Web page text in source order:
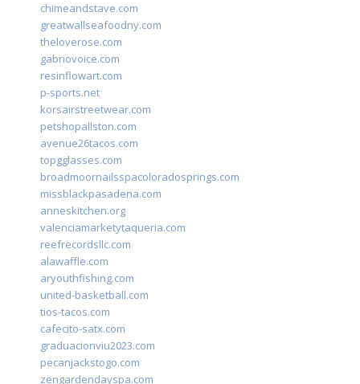
chimeandstave.com
greatwallseafoodny.com
theloverose.com
gabriovoice.com
resinflowart.com
p-sports.net
korsairstreetwear.com
petshopallston.com
avenue26tacos.com
topgglasses.com
broadmoornailsspacoloradosprings.com
missblackpasadena.com
anneskitchen.org
valenciamarketytaqueria.com
reefrecordsllc.com
alawaffle.com
aryouthfishing.com
united-basketball.com
tios-tacos.com
cafecito-satx.com
graduacionviu2023.com
pecanjackstogo.com
zengardendayspa.com